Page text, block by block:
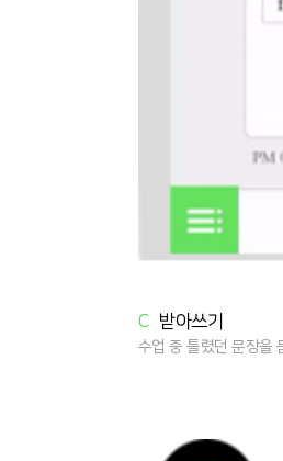
C 받아쓰기
수업 중 틀렸던 문장을